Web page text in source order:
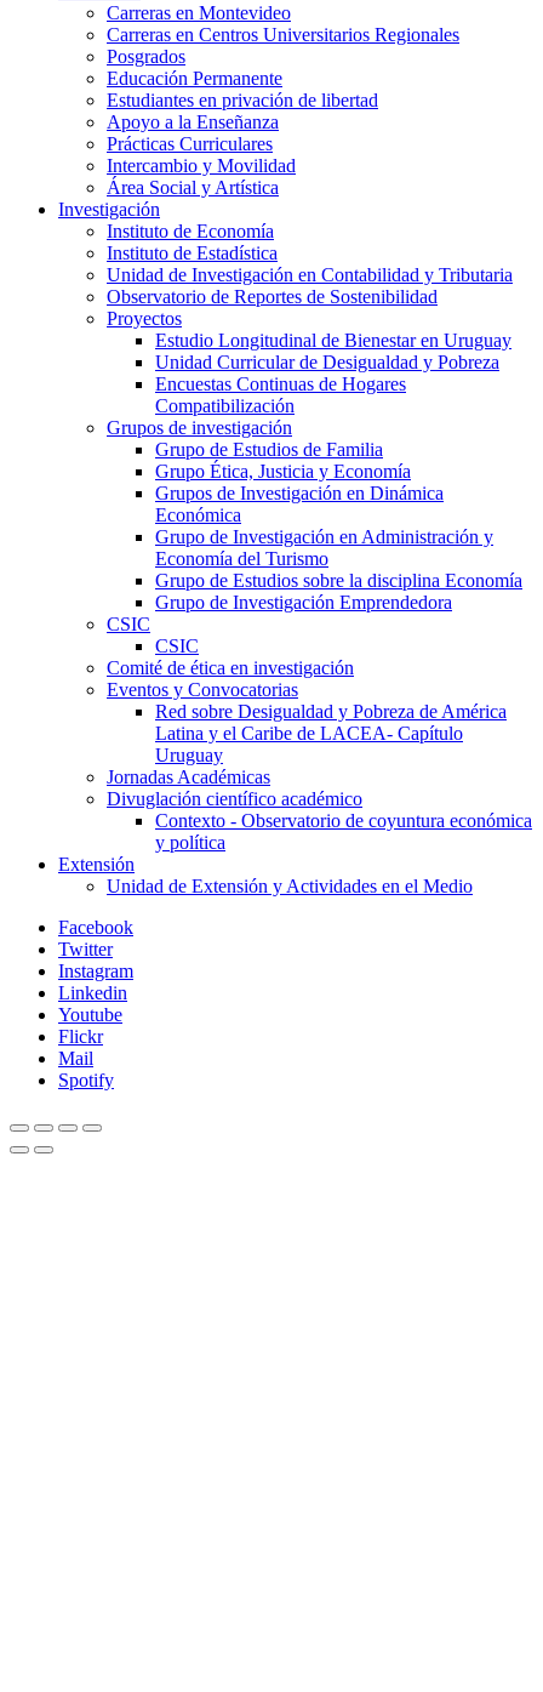
Carreras en Montevideo
Carreras en Centros Universitarios Regionales
Posgrados
Educación Permanente
Estudiantes en privación de libertad
Apoyo a la Enseñanza
Prácticas Curriculares
Intercambio y Movilidad
Área Social y Artística
Investigación
Instituto de Economía
Instituto de Estadística
Unidad de Investigación en Contabilidad y Tributaria
Observatorio de Reportes de Sostenibilidad
Proyectos
Estudio Longitudinal de Bienestar en Uruguay
Unidad Curricular de Desigualdad y Pobreza
Encuestas Continuas de Hogares
Compatibilización
Grupos de investigación
Grupo de Estudios de Familia
Grupo Ética, Justicia y Economía
Grupos de Investigación en Dinámica
Económica
Grupo de Investigación en Administración y
Economía del Turismo
Grupo de Estudios sobre la disciplina Economía
Grupo de Investigación Emprendedora
CSIC
CSIC
Comité de ética en investigación
Eventos y Convocatorias
Red sobre Desigualdad y Pobreza de América
Latina y el Caribe de LACEA- Capítulo
Uruguay
Jornadas Académicas
Divuglación científico académico
Contexto - Observatorio de coyuntura económica
y política
Extensión
Unidad de Extensión y Actividades en el Medio
Facebook
Twitter
Instagram
Linkedin
Youtube
Flickr
Mail
Spotify